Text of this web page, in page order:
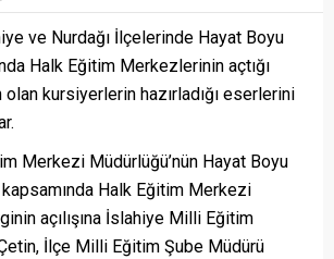
ve Nurdağı İlçelerinde Hayat Boyu
Halk Eğitim Merkezlerinin açtığı
kursiyerlerin hazırladığı eserlerini
Merkezi Müdürlüğü’nün Hayat Boyu
Halk Eğitim Merkezi
açılışına İslahiye Milli Eğitim
İlçe Milli Eğitim Şube Müdürü